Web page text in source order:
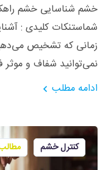
خشم شناسایی خشم
شماستنکات کلیدی :
زمانی که تشخیص
نمی‌توانید شفاف و
ادامه مطلب
کنترل خشم